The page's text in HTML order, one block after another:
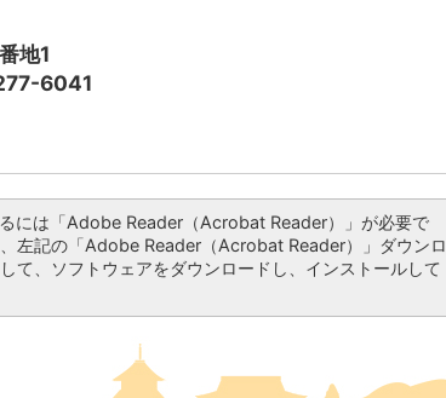
地1
6041
には「Adobe Reader（Acrobat Reader）」が必要で
左記の「Adobe Reader（Acrobat Reader）」ダウンロ
て、ソフトウェアをダウンロードし、インストールして